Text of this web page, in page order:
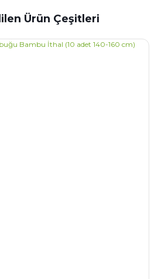
Ürün Çeşitleri